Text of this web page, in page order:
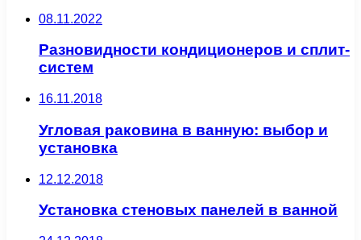
08.11.2022
Разновидности кондиционеров и сплит-
систем
16.11.2018
Угловая раковина в ванную: выбор и
установка
12.12.2018
Установка стеновых панелей в ванной